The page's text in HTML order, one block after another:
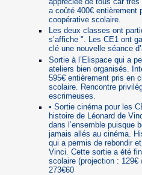
a coûté 400€ entièrement
coopérative scolaire.
Les deux classes ont
s’affiche ". Les CE1 ont
clé une nouvelle séance
Sortie à l’Elispace qui a
ateliers bien organisés.
595€ entièrement pris en
scolaire. Rencontre
escrimeuses.
• Sortie cinéma pour les
histoire de Léonard de
dans l’ensemble puisque
jamais allés au cinéma.
qui a permis de rebondir
Vinci. Cette sortie a été
scolaire (projection :
273€60